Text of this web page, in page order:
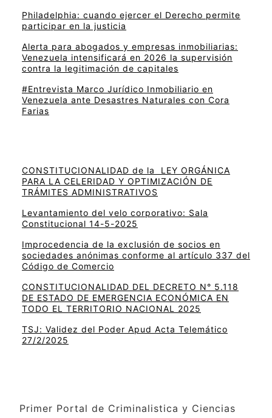
Philadelphia: cuando ejercer el Derecho permite
participar en la justicia
Alerta para abogados y empresas inmobiliarias:
Venezuela intensificará en 2026 la supervisión
contra la legitimación de capitales
#Entrevista Marco Jurídico Inmobiliario en
Venezuela ante Desastres Naturales con Cora
Farias
CONSTITUCIONALIDAD de la LEY ORGÁNICA
PARA LA CELERIDAD Y OPTIMIZACIÓN DE
TRÁMITES ADMINISTRATIVOS
Levantamiento del velo corporativo: Sala
Constitucional 14-5-2025
Improcedencia de la exclusión de socios en
sociedades anónimas conforme al artículo 337 del
Código de Comercio
CONSTITUCIONALIDAD DEL DECRETO N° 5.118
DE ESTADO DE EMERGENCIA ECONÓMICA EN
TODO EL TERRITORIO NACIONAL 2025
TSJ: Validez del Poder Apud Acta Telemático
27/2/2025
Primer Portal de Criminalistica y Ciencias